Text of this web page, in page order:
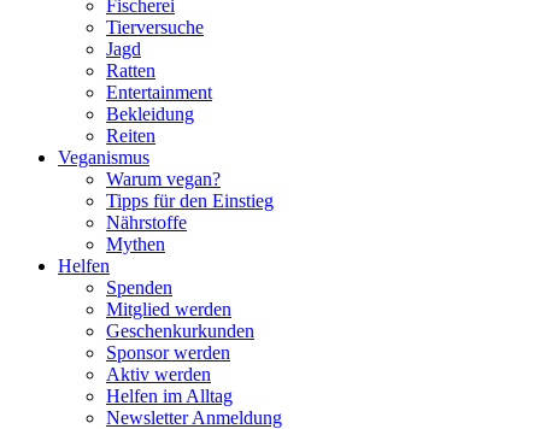
Fischerei
Tierversuche
Jagd
Ratten
Entertainment
Bekleidung
Reiten
Veganismus
Warum vegan?
Tipps für den Einstieg
Nährstoffe
Mythen
Helfen
Spenden
Mitglied werden
Geschenkurkunden
Sponsor werden
Aktiv werden
Helfen im Alltag
Newsletter Anmeldung